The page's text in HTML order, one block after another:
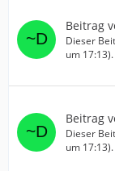
Beitrag
Dieser
um 17:13).
Beitrag
Dieser
um 17:13).